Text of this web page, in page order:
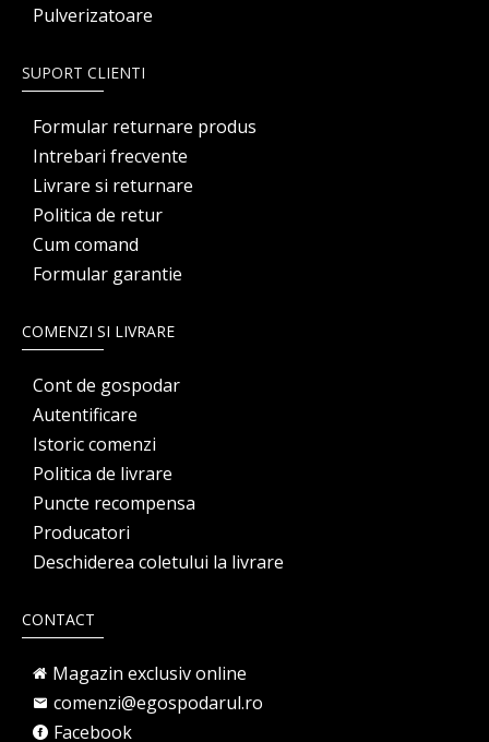
Pulverizatoare
SUPORT CLIENTI
Formular returnare produs
Intrebari frecvente
Livrare si returnare
Politica de retur
Cum comand
Formular garantie
COMENZI SI LIVRARE
Cont de gospodar
Autentificare
Istoric comenzi
Politica de livrare
Puncte recompensa
Producatori
Deschiderea coletului la livrare
CONTACT
Magazin exclusiv online
comenzi@egospodarul.ro
Facebook